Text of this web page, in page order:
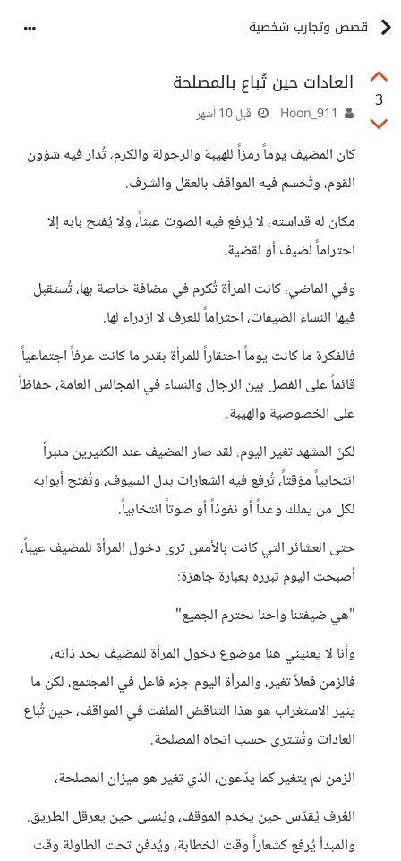
قصص وتجارب شخصية
3
العادات حين تُباع بالمصلحة
قبل 10 أشهر
كان المضيف يوماً رمزاً للهيبة والرجولة والكرم، تُدار فيه شؤون
القوم، وتُحسم فيه المواقف بالعقل والشرف.
مكان له قداسته، لا يُرفع فيه الصوت عبثاً، ولا يُفتح بابه إلا
احتراماً لضيف أو لقضية.
وفي الماضي، كانت المرأة تُكرم في مضافة خاصة بها، تُستقبل
فيها النساء الضيفات، احتراماً للعرف لا ازدراء لها.
فالفكرة ما كانت يوماً احتقاراً للمرأة بقدر ما كانت عرفاً اجتماعياً
قائماً على الفصل بين الرجال والنساء في المجالس العامة، حفاظاً
على الخصوصية والهيبة.
لكنَ المشهد تغير اليوم. لقد صار المضيف عند الكثيرين منبراً
انتخابياً مؤقتاً، تُرفع فيه الشعارات بدل السيوف، وتُفتح أبوابه
لكل من يملك وعداً أو نفوذاً أو صوتاً انتخابياً.
حتى العشائر التي كانت بالأمس ترى دخول المرأة للمضيف عيباً،
أصبحت اليوم تبرره بعبارة جاهزة:
"هي ضيفتنا واحنا نحترم الجميع"
وأنا لا يعنيني هنا موضوع دخول المرأة للمضيف بحد ذاته،
فالزمن فعلاً تغير، والمرأة اليوم جزء فاعل في المجتمع، لكن ما
يثير الاستغراب هو هذا التناقض الملفت في المواقف، حين تُباع
العادات وتُشترى حسب اتجاه المصلحة.
الزمن لم يتغير كما يدّعون، الذي تغير هو ميزان المصلحة،
العُرف يُقدّس حين يخدم الموقف، ويُنسى حين يعرقل الطريق.
والمبدأ يُرفع كشعاراً وقت الخطابة، ويُدفن تحت الطاولة وقت